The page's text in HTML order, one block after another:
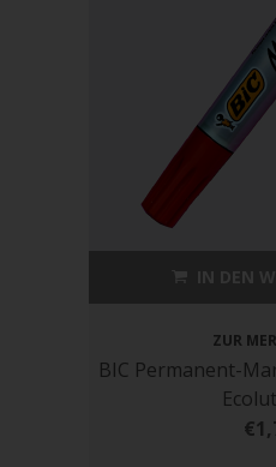
ZUR
BIC Permanent-